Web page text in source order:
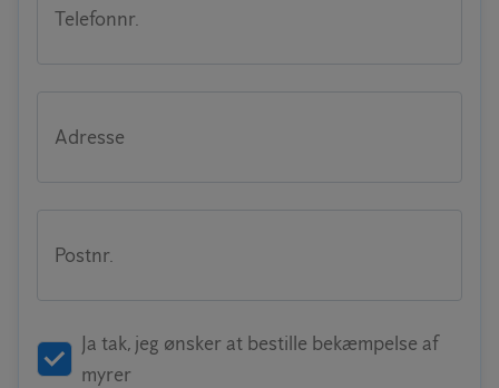
Telefonnr.
Adresse
Postnr.
Ja tak, jeg ønsker at bestille bekæmpelse af
myrer